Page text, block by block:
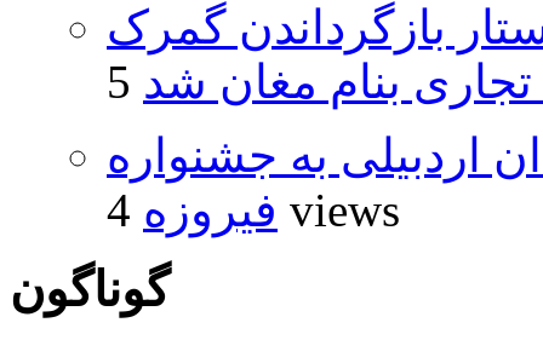
بازگرداندن گمرک
تجاری بنام مغان شد
اثر هنرمندان اردبیلی به جشنواره
فیروزه 4 views
گوناگون